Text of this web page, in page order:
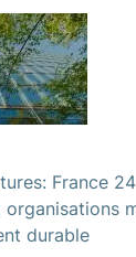
France
durable